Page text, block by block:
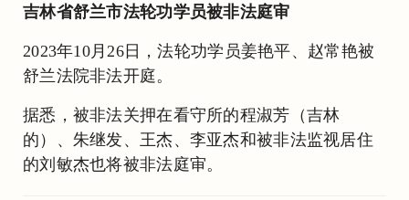
吉林省舒兰市法轮功学员被非法庭审
2023年10月26日，法轮功学员姜艳平、赵常艳被
舒兰法院非法开庭。
据悉，被非法关押在看守所的程淑芳（吉林
的）、朱继发、王杰、李亚杰和被非法监视居住
的刘敏杰也将被非法庭审。